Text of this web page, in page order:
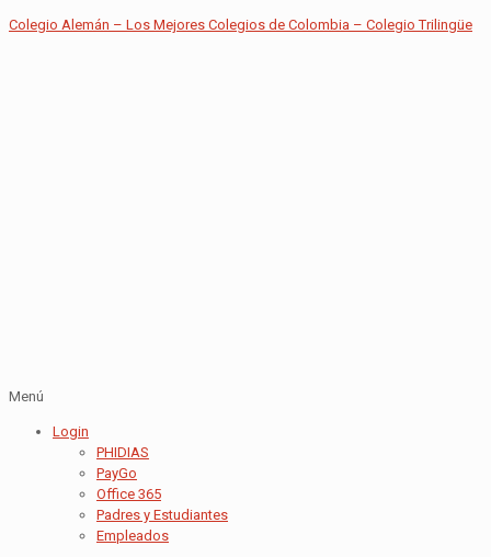
Colegio Alemán – Los Mejores Colegios de Colombia – Colegio Trilingüe
Menú
Login
PHIDIAS
PayGo
Office 365
Padres y Estudiantes
Empleados